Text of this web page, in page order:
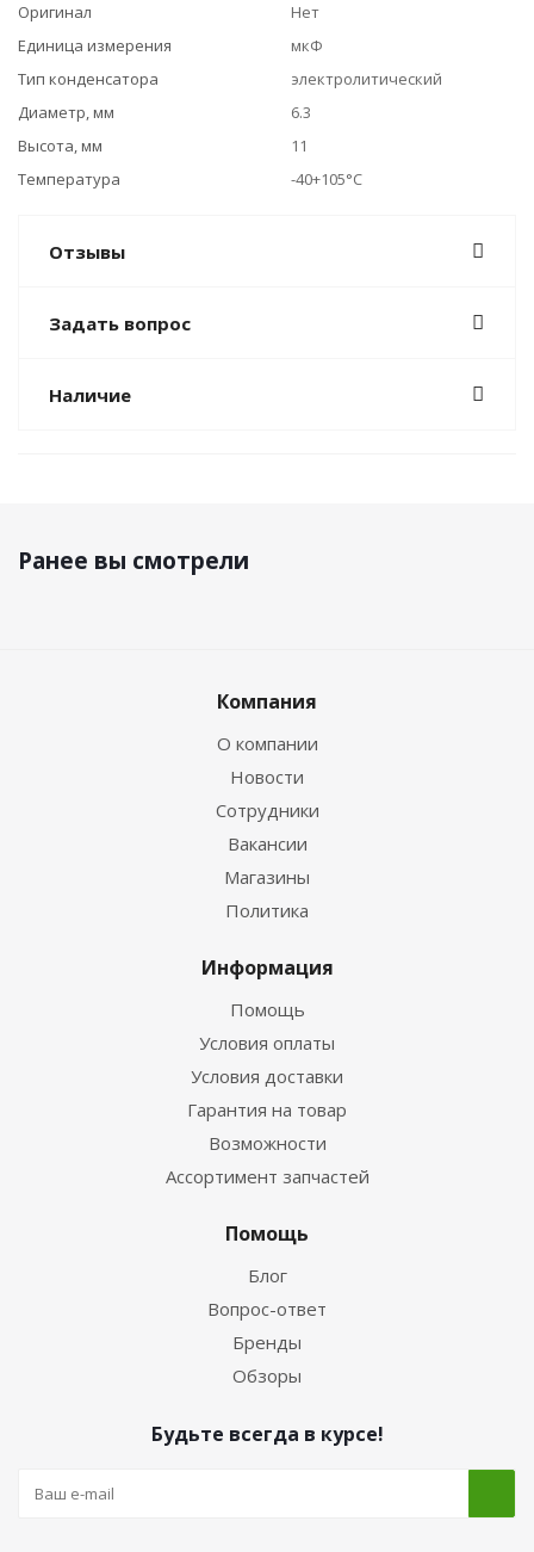
Оригинал
Нет
Единица измерения
мкФ
Тип конденсатора
электролитический
Диаметр, мм
6.3
Высота, мм
11
Температура
-40+105°C
Отзывы
Задать вопрос
Наличие
Ранее вы смотрели
Компания
О компании
Новости
Сотрудники
Вакансии
Магазины
Политика
Информация
Помощь
Условия оплаты
Условия доставки
Гарантия на товар
Возможности
Ассортимент запчастей
Помощь
Блог
Вопрос-ответ
Бренды
Обзоры
Будьте всегда в курсе!